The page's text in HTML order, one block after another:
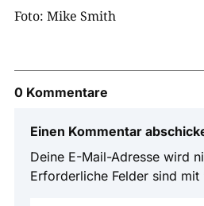
Foto: Mike Smith
0 Kommentare
Einen Kommentar
Deine E-Mail-Adresse wird
Erforderliche Felder sind mit